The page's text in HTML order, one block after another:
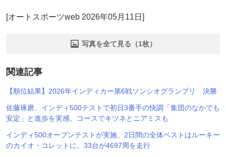
[オートスポーツweb 2026年05月11日]
写真を全て見る（1枚）
関連記事
【順位結果】2026年インディカー第6戦ソンシオグランプリ 決勝
佐藤琢磨、インディ500テストで初日3番手の快調「集団のなかでも
安定」と進歩を実感、コースでキツネとニアミスも
インディ500オープンテストが実施、2日間の全体ベストはルーキー
のカイオ・コレットに。33台が4697周を走行